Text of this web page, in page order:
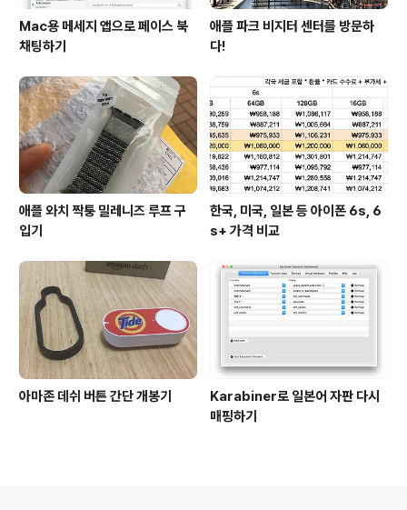
Mac용 메세지 앱으로 페이스 북
채팅하기
애플 파크 비지터 센터를 방문하
다!
애플 와치 짝퉁 밀레니즈 루프 구
입기
한국, 미국, 일본 등 아이폰 6s, 6
s+ 가격 비교
아마존 데쉬 버튼 간단 개봉기
Karabiner로 일본어 자판 다시
매핑하기